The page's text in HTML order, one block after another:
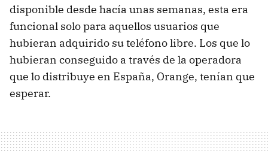
disponible desde hacía unas semanas, esta era
funcional solo para aquellos usuarios que
hubieran adquirido su teléfono libre. Los que lo
hubieran conseguido a través de la operadora
que lo distribuye en España, Orange, tenían que
esperar.